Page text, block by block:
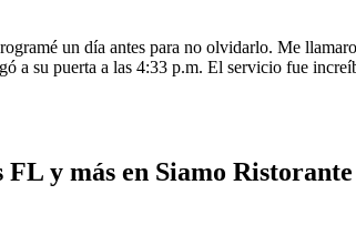
un día antes para no olvidarlo. Me
a su puerta a las 4:33 p.m. El servicio fue
y más en Siamo Ristorante